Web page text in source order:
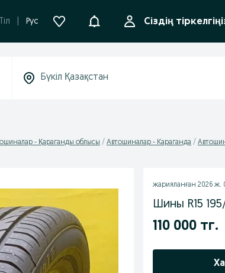
Tіл Рус Ақпараттандыру
Сіздің
- Қараганды облысы Автошиналар - Караганда
жарияланған 2026 ж.
Шины R15
110 000 тг.